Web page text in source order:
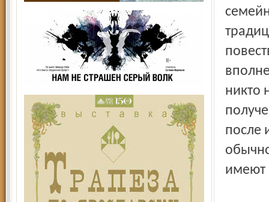
никто
после
имеют